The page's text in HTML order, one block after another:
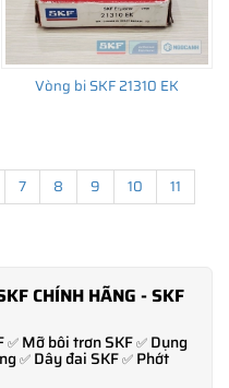
Vòng bi SKF 21310 EK
7 8 9 10
11
CHÍNH HÃNG - SKF
✅ Mỡ bôi trơn SKF✅ Dụng
✅ Dây đai SKF✅ Phớt